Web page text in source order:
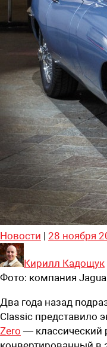
Новости | 28 ноября
Кирилл Кадощук
Фото: компания
Два года назад
Classic представило
Zero — классический